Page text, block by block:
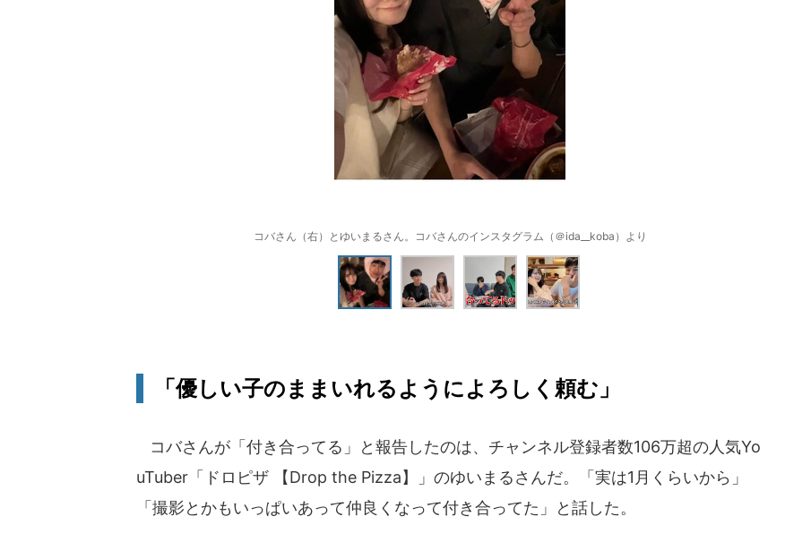
コバさん（右）とゆいまるさん。コバさんのインスタグラム（＠ida__koba）より
「優しい子のままいれるようによろしく頼む」
コバさんが「付き合ってる」と報告したのは、チャンネル登録者数106万超の人気Yo
uTuber「ドロピザ 【Drop the Pizza】」のゆいまるさんだ。「実は1月くらいから」
「撮影とかもいっぱいあって仲良くなって付き合ってた」と話した。